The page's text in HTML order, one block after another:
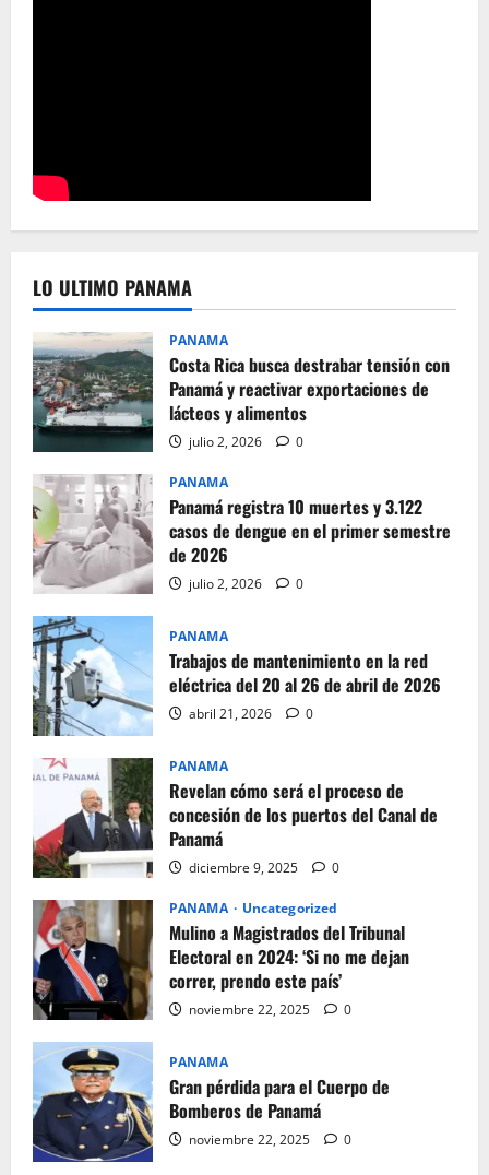
LO ULTIMO PANAMA
PANAMA
Costa Rica busca destrabar tensión con
Panamá y reactivar exportaciones de
lácteos y alimentos
julio 2, 2026 0
PANAMA
Panamá registra 10 muertes y 3.122
casos de dengue en el primer semestre
de 2026
julio 2, 2026 0
PANAMA
Trabajos de mantenimiento en la red
eléctrica del 20 al 26 de abril de 2026
abril 21, 2026 0
PANAMA
Revelan cómo será el proceso de
concesión de los puertos del Canal de
Panamá
diciembre 9, 2025 0
PANAMA Uncategorized
Mulino a Magistrados del Tribunal
Electoral en 2024: ‘Si no me dejan
correr, prendo este país’
noviembre 22, 2025 0
PANAMA
Gran pérdida para el Cuerpo de
Bomberos de Panamá
noviembre 22, 2025 0